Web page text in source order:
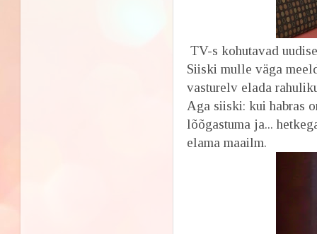
TV-s kohutavad
Siiski mulle väga
vasturelv elada
Aga siiski: kui habras
lõõgastuma ja...
elama maailm.